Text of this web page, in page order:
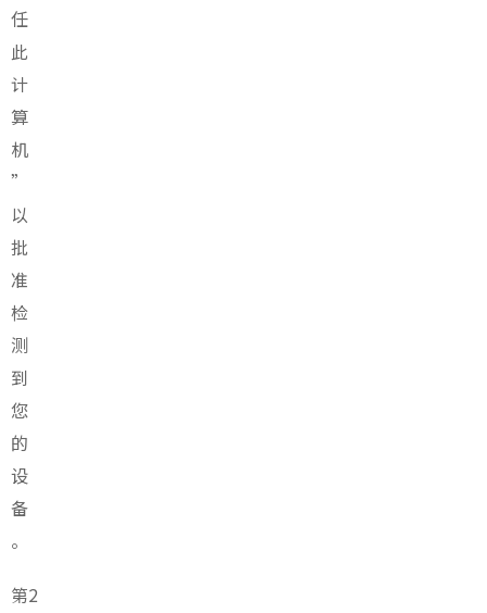
任
此
计
算
机
”
以
批
准
检
测
到
您
的
设
备
。
第2